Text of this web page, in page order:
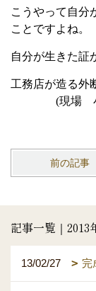
こうやって自分
ことですよね。
自分が生きた証
工務店が造る外
(現場 小
前の記事
記事一覧｜2013
13/02/27 完